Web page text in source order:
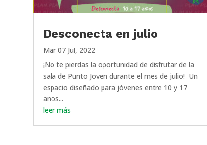
Desconecta en julio
Mar 07 Jul, 2022
¡No te pierdas la oportunidad de disfrutar de la
sala de Punto Joven durante el mes de julio! Un
espacio diseñado para jóvenes entre 10 y 17
años...
leer más